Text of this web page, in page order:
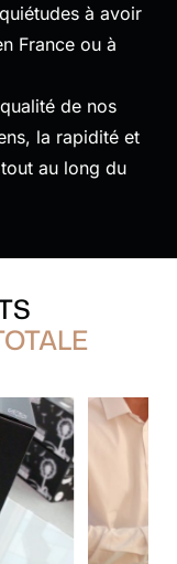
à avoir
France ou à
de nos
la rapidité et
au long du